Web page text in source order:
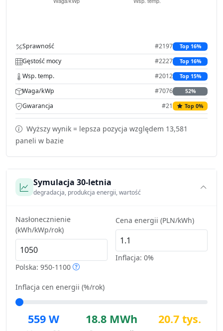
Sprawność #2197 Top 16%
Gęstość mocy #2227 Top 16%
Wsp. temp. #2012 Top 15%
Waga/kWp #7076 52%
Gwarancja #21 Top 0%
Wyższy wynik = lepsza pozycja względem 13,581
paneli w bazie
Symulacja 30-letnia
degradacja, produkcja energii, wartość
Nasłonecznienie
(kWh/kWp/rok)
Polska: 950-1100
Cena energii (PLN/kWh)
Inflacja: 0%
Inflacja cen energii (%/rok)
559 W 18.8 MWh
20.7 tys.